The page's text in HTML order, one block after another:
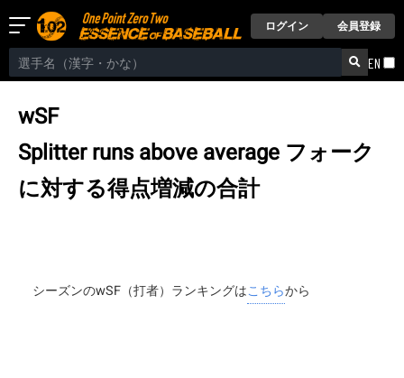
ログイン 会員登録
EN
wSF
Splitter runs above average フォーク
に対する得点増減の合計
シーズンのwSF（打者）ランキングはこちらから